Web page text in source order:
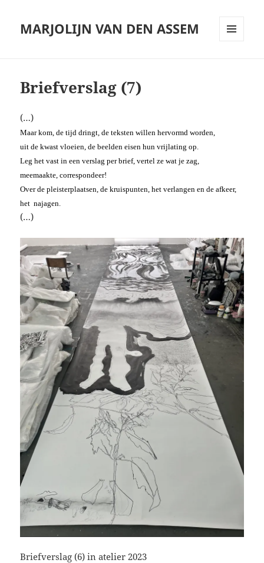
MARJOLIJN VAN DEN ASSEM
Briefverslag (7)
(…)
Maar kom, de tijd dringt, de teksten willen hervormd worden,
uit de kwast vloeien, de beelden eisen hun vrijlating op.
Leg het vast in een verslag per brief, vertel ze wat je zag,
meemaakte, correspondeer!
Over de pleisterplaatsen, de kruispunten, het verlangen en de afkeer,
het najagen.
(…)
Briefverslag (6) in atelier 2023